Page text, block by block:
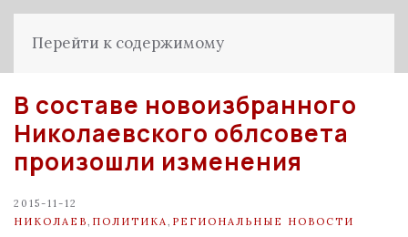
Перейти к содержимому
В составе новоизбранного
Николаевского облсовета
произошли изменения
2015-11-12
НИКОЛАЕВ ПОЛИТИКА РЕГИОНАЛЬНЫЕ НОВОСТИ